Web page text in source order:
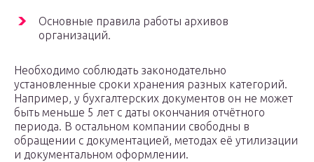
Основные правила работы архивов
организаций.
Необходимо соблюдать законодательно
установленные сроки хранения разных категорий.
Например, у бухгалтерских документов он не может
быть меньше 5 лет с даты окончания отчётного
периода. В остальном компании свободны в
обращении с документацией, методах её утилизации
и документальном оформлении.